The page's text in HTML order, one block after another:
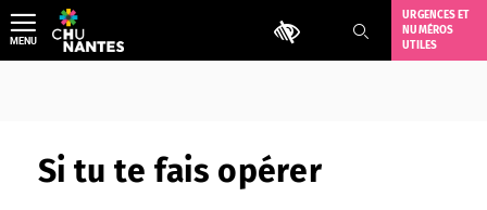
Aller
au
contenu
Outils d'accessibilité
URGENCES ET
NUMÉROS
UTILES
MENU
Si tu te fais opérer